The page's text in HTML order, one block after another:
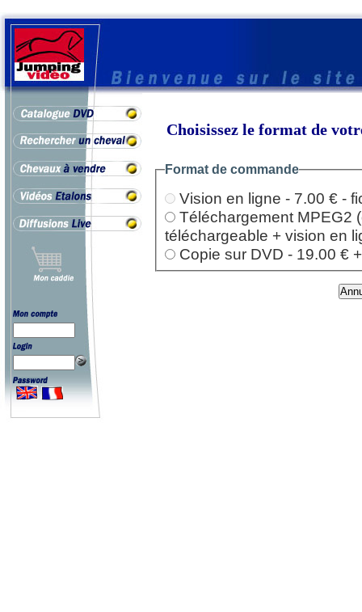
Choisissez le format de
Format de commande
Vision en ligne - 7.00 € -
Téléchargement MPEG2
téléchargeable + vision en
Copie sur DVD - 19.00 €